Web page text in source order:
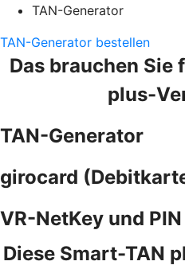
TAN-Generator
TAN-Generator bestellen
Das brauchen Sie
plus-
TAN-Generator
girocard
VR-NetKey und PIN
Diese Smart-TAN